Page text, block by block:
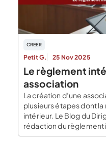
CREER
Petit G. 25 Nov 2025
Le règlement
association
La création d’une
plusieurs étapes dont
intérieur. Le Blog du
rédaction du règlement
loi 1901! Le règlement